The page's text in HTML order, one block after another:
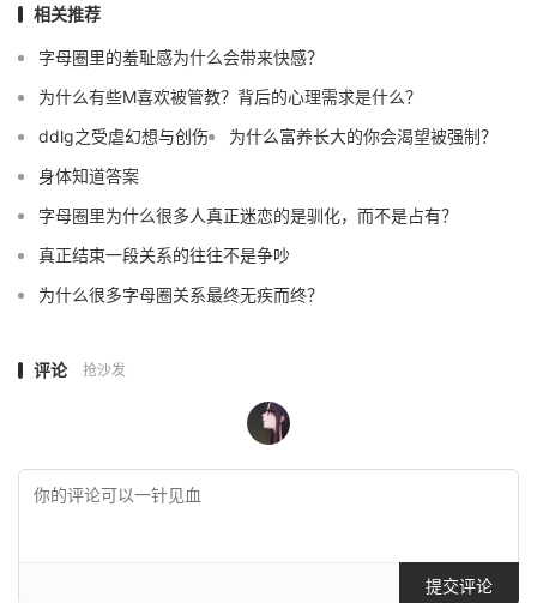
相关推荐
字母圈里的羞耻感为什么会带来快感？
为什么有些M喜欢被管教？背后的心理需求是什么？
ddlg之受虐幻想与创伤
为什么富养长大的你会渴望被强制？
身体知道答案
字母圈里为什么很多人真正迷恋的是驯化，而不是占有？
真正结束一段关系的往往不是争吵
为什么很多字母圈关系最终无疾而终？
评论 抢沙发
提交评论